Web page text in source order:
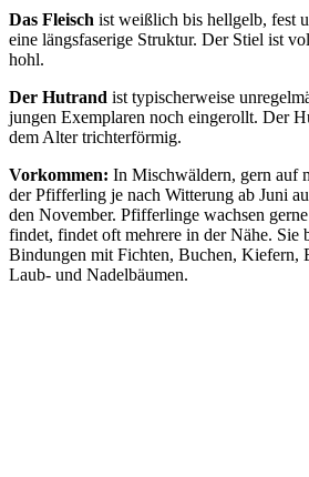
Das Fleisch ist weißlich bis hellgelb, fest
eine längsfaserige Struktur. Der Stiel ist
hohl.
Der Hutrand ist typischerweise
jungen Exemplaren noch eingerollt. Der
dem Alter trichterförmig.
Vorkommen: In Mischwäldern, gern auf
der Pfifferling je nach Witterung ab Juni
den November. Pfifferlinge wachsen
findet, findet oft mehrere in der Nähe. Sie
Bindungen mit Fichten, Buchen, Kiefern,
Laub- und Nadelbäumen.